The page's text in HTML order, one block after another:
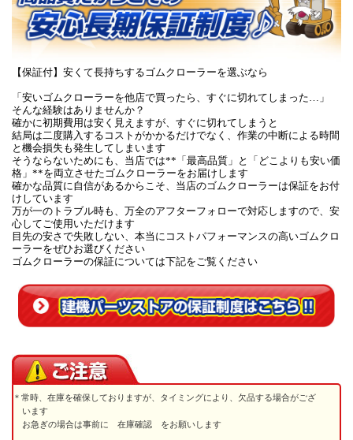
【保証付】安くて長持ちするゴムクローラーを選ぶなら
「安いゴムクローラーを他店で買ったら、すぐに切れてしまった…」
そんな経験はありませんか？
確かに初期費用は安く見えますが、すぐに切れてしまうと
結局は二度購入するコストがかかるだけでなく、作業の中断による時間
と機会損失も発生してしまいます
そうならないためにも、当店では**「最高品質」と「どこよりも安い価
格」**を両立させたゴムクローラーをお届けします
確かな品質に自信があるからこそ、当店のゴムクローラーは保証をお付
けしています
万が一のトラブル時も、万全のアフターフォローで対応しますので、安
心してご使用いただけます
目先の安さで失敗しない、本当にコストパフォーマンスの高いゴムクロ
ーラーをぜひお選びください
ゴムクローラーの保証については下記をご覧ください
常時、在庫を確保しておりますが、タイミングにより、欠品する場合がござ
います
お急ぎの場合は事前に 在庫確認 をお願いします